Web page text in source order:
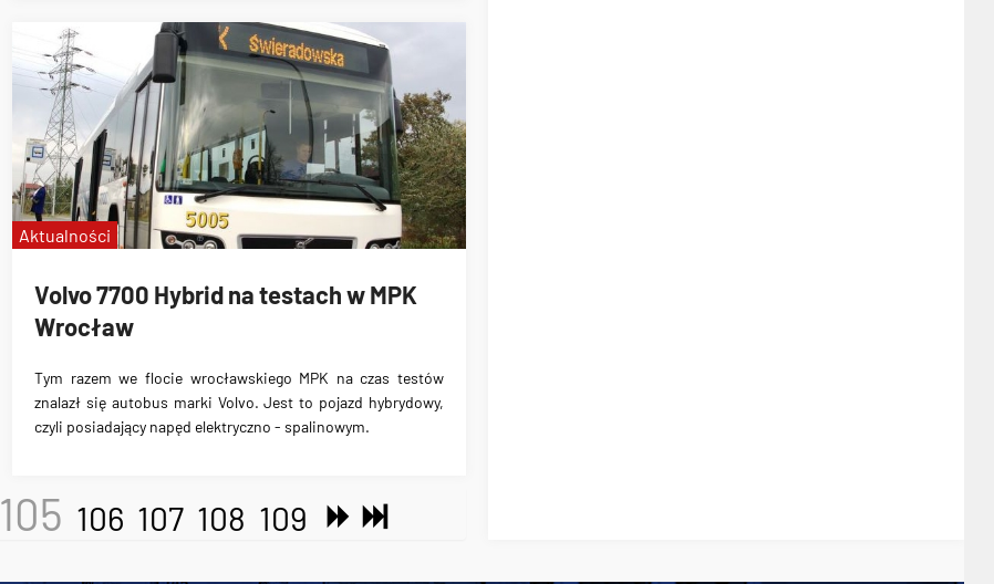
Volvo 7700 Hybrid na testach w MPK
Wrocław
Tym razem we flocie wrocławskiego MPK na czas testów
znalazł się autobus marki Volvo. Jest to pojazd hybrydowy,
czyli posiadający napęd elektryczno - spalinowym.
Aktualności
105 106 107 108 109